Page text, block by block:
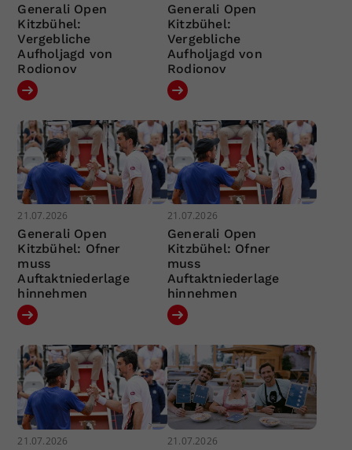
Generali Open
Kitzbühel:
Vergebliche
Aufholjagd von
Rodionov
Generali Open
Kitzbühel:
Vergebliche
Aufholjagd von
Rodionov
21.07.2026
Generali Open
Kitzbühel: Ofner
muss
Auftaktniederlage
hinnehmen
21.07.2026
Generali Open
Kitzbühel: Ofner
muss
Auftaktniederlage
hinnehmen
21.07.2026 21.07.2026